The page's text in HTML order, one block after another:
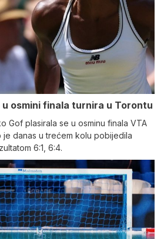
u osmini finala turnira u Torontu
Gof plasirala se u osminu finala VTA
je danas u trećem kolu pobijedila
6:1, 6:4.